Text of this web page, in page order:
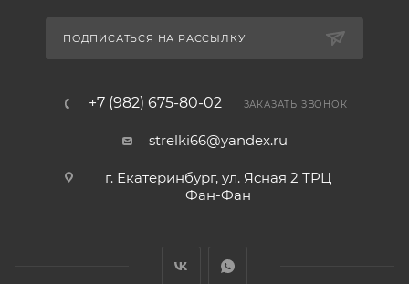
ПОДПИСАТЬСЯ НА РАССЫЛКУ
+7 (982) 675-80-02 ЗАКАЗАТЬ ЗВОНОК
strelki66@yandex.ru
г. Екатеринбург, ул. Ясная 2 ТРЦ
Фан-Фан